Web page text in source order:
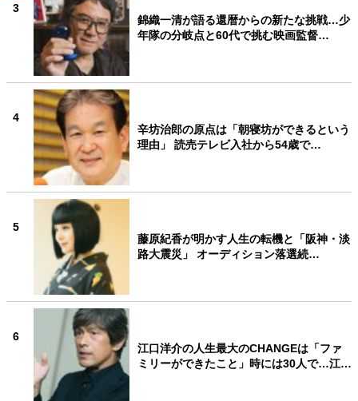
3
錦織一清が語る還暦からの新たな挑戦…少
年隊の分岐点と60代で挑む映画監督…
4
辛坊治郎の原点は「朝寝坊ができるという
理由」 読売テレビ入社から54歳で…
5
藤原紀香が明かす人生の転機と「阪神・淡
路大震災」 オーディション落選続…
6
江口洋介の人生最大のCHANGEは「ファ
ミリーができたこと」時には30人で…江…